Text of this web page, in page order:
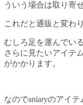
ういう場合は取り寄
これだと通販と変わ
むしろ足を運んでい
さらに見たいアイテ
がかかります。
なのでaniaryのアイ